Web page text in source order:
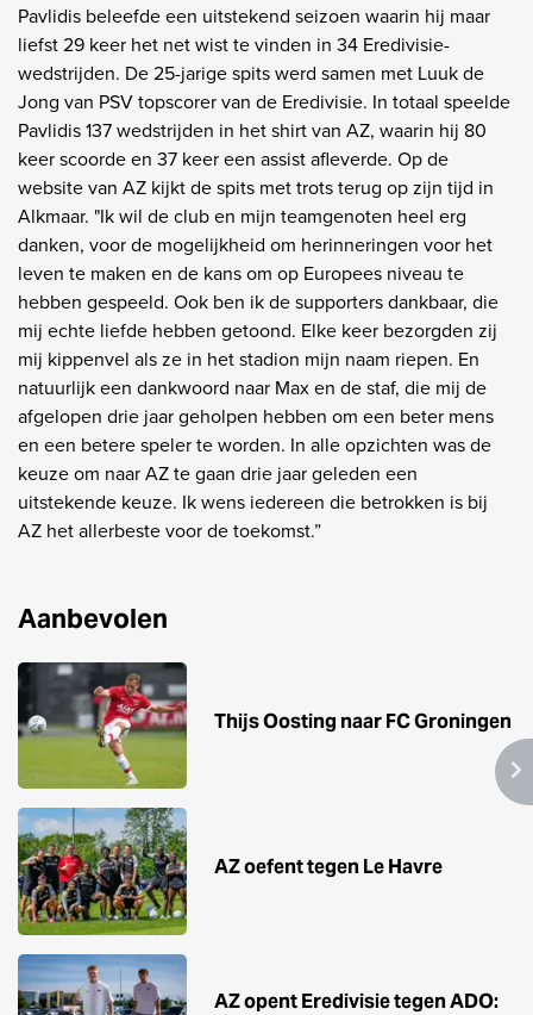
Pavlidis beleefde een uitstekend seizoen waarin hij maar
liefst 29 keer het net wist te vinden in 34 Eredivisie-
wedstrijden. De 25-jarige spits werd samen met Luuk de
Jong van PSV topscorer van de Eredivisie. In totaal speelde
Pavlidis 137 wedstrijden in het shirt van AZ, waarin hij 80
keer scoorde en 37 keer een assist afleverde. Op de
website van AZ kijkt de spits met trots terug op zijn tijd in
Alkmaar. "Ik wil de club en mijn teamgenoten heel erg
danken, voor de mogelijkheid om herinneringen voor het
leven te maken en de kans om op Europees niveau te
hebben gespeeld. Ook ben ik de supporters dankbaar, die
mij echte liefde hebben getoond. Elke keer bezorgden zij
mij kippenvel als ze in het stadion mijn naam riepen. En
natuurlijk een dankwoord naar Max en de staf, die mij de
afgelopen drie jaar geholpen hebben om een beter mens
en een betere speler te worden. In alle opzichten was de
keuze om naar AZ te gaan drie jaar geleden een
uitstekende keuze. Ik wens iedereen die betrokken is bij
AZ het allerbeste voor de toekomst.”
Aanbevolen
Thijs Oosting naar FC Groningen
AZ oefent tegen Le Havre
AZ opent Eredivisie tegen ADO: